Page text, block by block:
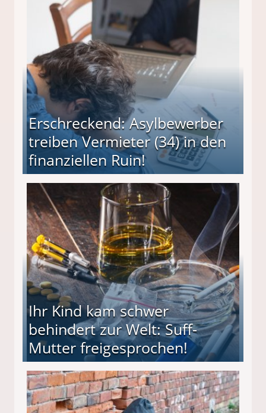
Erschreckend: Asylbewerber
treiben Vermieter (34) in den
finanziellen Ruin!
(34) in den finanziellen Ruin!
Ihr Kind kam schwer
behindert zur Welt: Suff-
Mutter freigesprochen!
Mutter freigesprochen!